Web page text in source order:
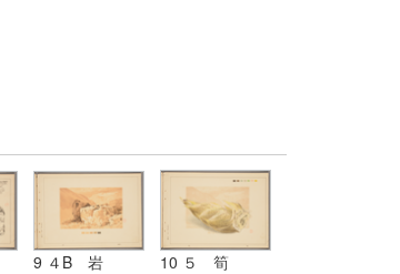
9 ４B 岩 10 ５ 筍